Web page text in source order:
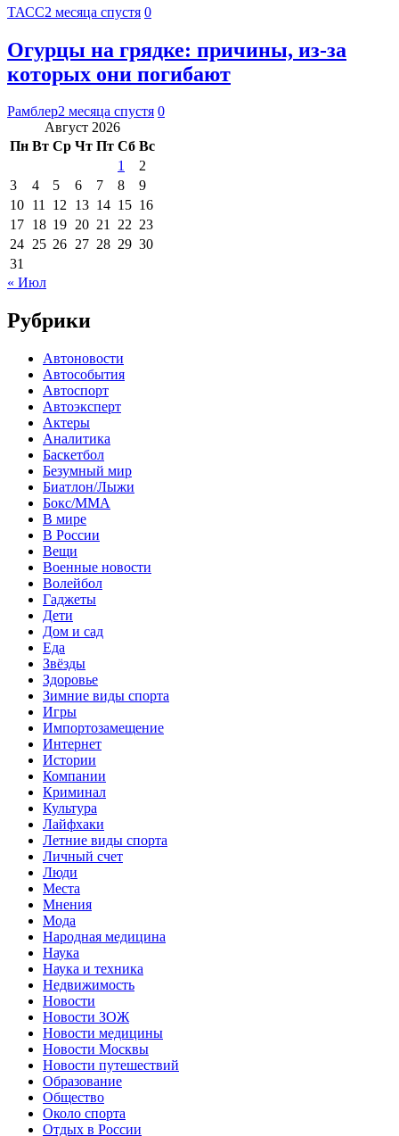
ТАСС2 месяца спустя 0
Огурцы на грядке: причины, из-за
которых они погибают
Рамблер2 месяца спустя 0
Август 2026
Пн Вт Ср Чт Пт Сб Вс
1
2
3
4 5 6 7 8
9
10 11 12 13 14 15 16
17 18 19 20 21 22 23
24 25 26 27 28 29 30
31
« Июл
Рубрики
Автоновости
Автособытия
Автоспорт
Автоэксперт
Актеры
Аналитика
Баскетбол
Безумный мир
Биатлон/Лыжи
Бокс/MMA
В мире
В России
Вещи
Военные новости
Волейбол
Гаджеты
Дети
Дом и сад
Еда
Звёзды
Здоровье
Зимние виды спорта
Игры
Импортозамещение
Интернет
Истории
Компании
Криминал
Культура
Лайфхаки
Летние виды спорта
Личный счет
Люди
Места
Мнения
Мода
Народная медицина
Наука
Наука и техника
Недвижимость
Новости
Новости ЗОЖ
Новости медицины
Новости Москвы
Новости путешествий
Образование
Общество
Около спорта
Отдых в России